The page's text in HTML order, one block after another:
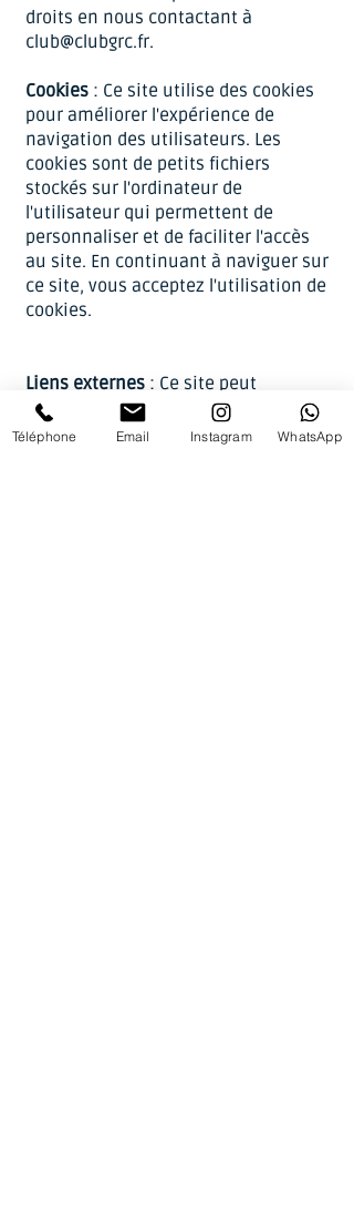
droits en nous contactant à
club@clubgrc.fr.
Cookies : Ce site utilise des cookies
pour améliorer l'expérience de
navigation des utilisateurs. Les
cookies sont de petits fichiers
stockés sur l'ordinateur de
l'utilisateur qui permettent de
personnaliser et de faciliter l'accès
au site. En continuant à naviguer sur
ce site, vous acceptez l'utilisation de
cookies.
Liens externes : Ce site peut
contenir des liens vers des sites
externes. Nous déclinons toute
Téléphone Email Instagram WhatsApp